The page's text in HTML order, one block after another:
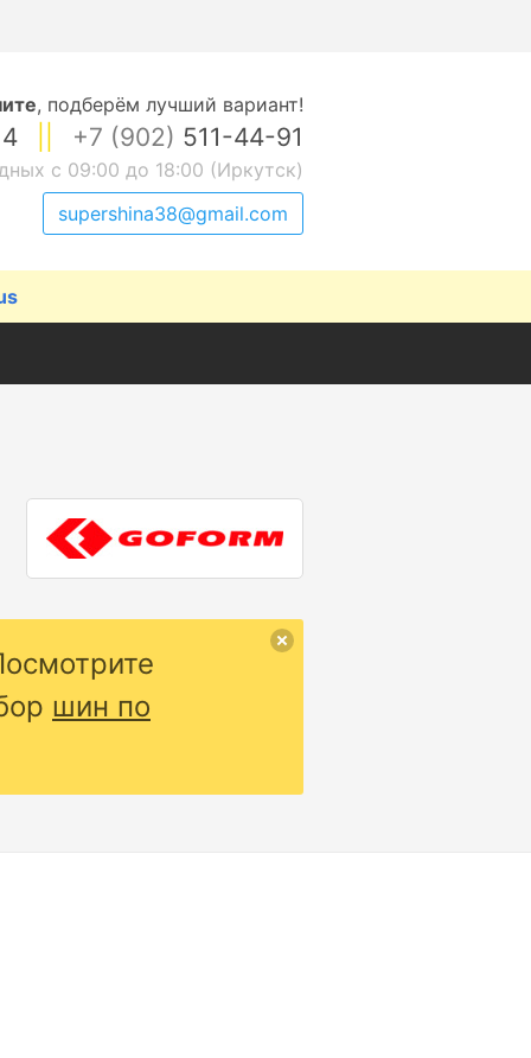
, подберём лучший вариант!
+7 (902) 511-44-91
с 09:00 до 18:00 (Иркутск)
supershina38@gmail.com
шин по